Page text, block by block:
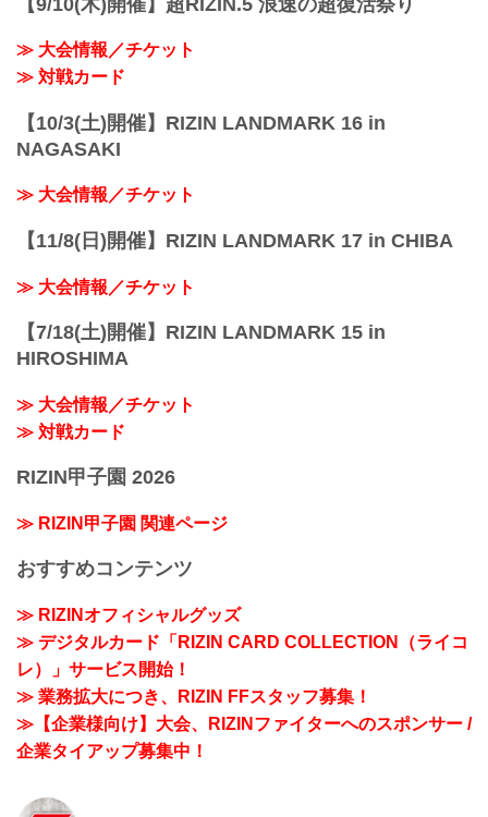
≫ 大会情報／チケット
≫ 対戦カード
【10/3(土)開催】RIZIN LANDMARK 16 in
NAGASAKI
≫ 大会情報／チケット
【11/8(日)開催】RIZIN LANDMARK 17 in CHIBA
≫ 大会情報／チケット
【7/18(土)開催】RIZIN LANDMARK 15 in
HIROSHIMA
≫ 大会情報／チケット
≫ 対戦カード
RIZIN甲子園 2026
≫ RIZIN甲子園 関連ページ
おすすめコンテンツ
≫ RIZINオフィシャルグッズ
≫ デジタルカード「RIZIN CARD COLLECTION（ライコ
レ）」サービス開始！
≫ 業務拡大につき、RIZIN FFスタッフ募集！
≫【企業様向け】大会、RIZINファイターへのスポンサー /
企業タイアップ募集中！